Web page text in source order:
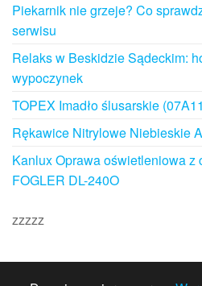
Piekarnik nie grzeje? Co
serwisu
Relaks w Beskidzie Sądeckim:
wypoczynek
TOPEX Imadło ślusarskie
Rękawice Nitrylowe Niebieskie
Kanlux Oprawa oświetleniowa z
FOGLER DL-240O
zzzzz